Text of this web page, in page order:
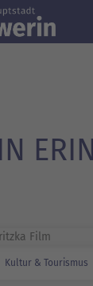
Kultur & Tourismus